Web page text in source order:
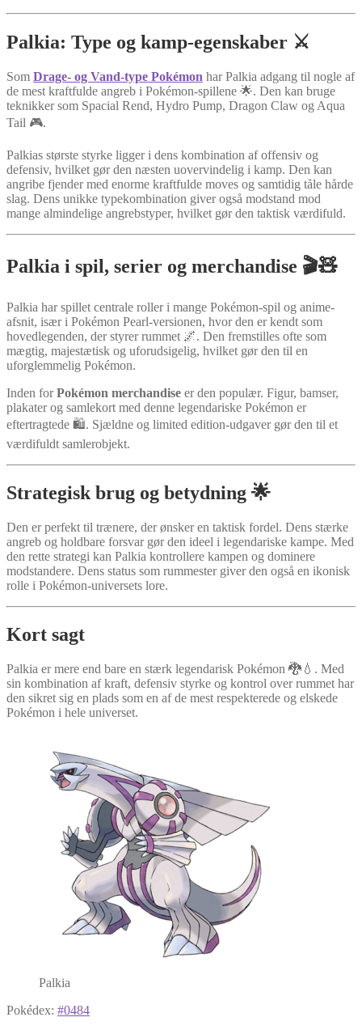
Palkia: Type og kamp-egenskaber ⚔️
Som Drage- og Vand-type Pokémon har Palkia adgang til nogle af
de mest kraftfulde angreb i Pokémon-spillene 🌟. Den kan bruge
teknikker som Spacial Rend, Hydro Pump, Dragon Claw og Aqua
Tail 🎮.
Palkias største styrke ligger i dens kombination af offensiv og
defensiv, hvilket gør den næsten uovervindelig i kamp. Den kan
angribe fjender med enorme kraftfulde moves og samtidig tåle hårde
slag. Dens unikke typekombination giver også modstand mod
mange almindelige angrebstyper, hvilket gør den taktisk værdifuld.
Palkia i spil, serier og merchandise 🎬🧸
Palkia har spillet centrale roller i mange Pokémon-spil og anime-
afsnit, især i Pokémon Pearl-versionen, hvor den er kendt som
hovedlegenden, der styrer rummet 🌌. Den fremstilles ofte som
mægtig, majestætisk og uforudsigelig, hvilket gør den til en
uforglemmelig Pokémon.
Inden forPokémon merchandise er den populær. Figur, bamser,
plakater og samlekort med denne legendariske Pokémon er
eftertragtede 🛍️. Sjældne og limited edition-udgaver gør den til et
værdifuldt samlerobjekt.
Strategisk brug og betydning 🌟
Den er perfekt til trænere, der ønsker en taktisk fordel. Dens stærke
angreb og holdbare forsvar gør den ideel i legendariske kampe. Med
den rette strategi kan Palkia kontrollere kampen og dominere
modstandere. Dens status som rummester giver den også en ikonisk
rolle i Pokémon-universets lore.
Kort sagt
Palkia er mere end bare en stærk legendarisk Pokémon 🐉💧. Med
sin kombination af kraft, defensiv styrke og kontrol over rummet har
den sikret sig en plads som en af de mest respekterede og elskede
Pokémon i hele universet.
Palkia
Pokédex: #0484